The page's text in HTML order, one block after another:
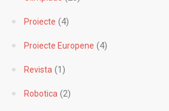
Proiecte (4)
Proiecte Europene (4)
Revista (1)
Robotica (2)